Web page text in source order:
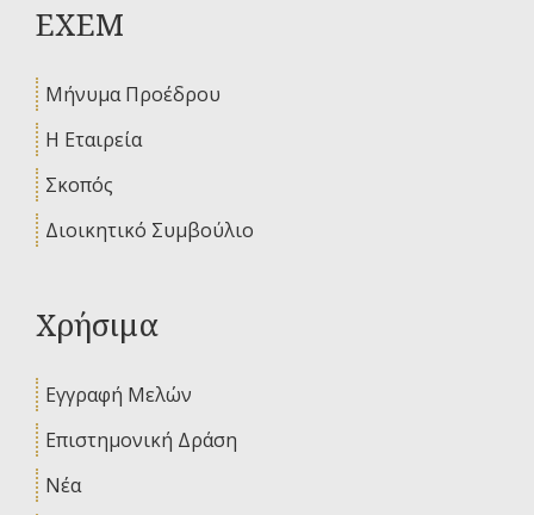
ΕΧΕΜ
Μήνυμα Προέδρου
Η Εταιρεία
Σκοπός
Διοικητικό Συμβούλιο
Χρήσιμα
Εγγραφή Μελών
Επιστημονική Δράση
Νέα